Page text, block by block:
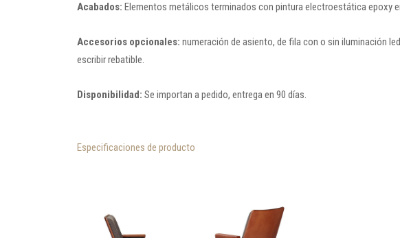
Acabados: Elementos metálicos terminados con pintura electroestática epoxy
Accesorios opcionales: numeración de asiento, de fila con o sin iluminación
escribir rebatible.
Disponibilidad: Se importan a pedido, entrega en 90 días.
Especificaciones de producto